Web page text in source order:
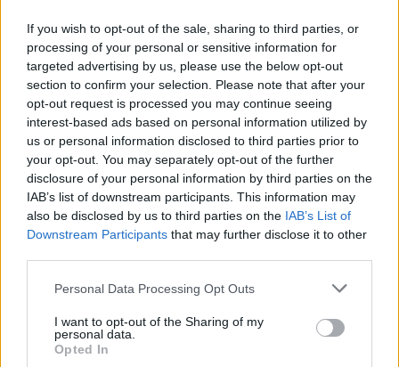
If you wish to opt-out of the sale, sharing to third parties, or
processing of your personal or sensitive information for
targeted advertising by us, please use the below opt-out
section to confirm your selection. Please note that after your
opt-out request is processed you may continue seeing
interest-based ads based on personal information utilized by
us or personal information disclosed to third parties prior to
your opt-out. You may separately opt-out of the further
disclosure of your personal information by third parties on the
IAB’s list of downstream participants. This information may
also be disclosed by us to third parties on the IAB’s List of
Downstream Participants that may further disclose it to other
Please note that this website/app uses one or more Google
not limited to your visit or usage behaviour. You may click to
grant or deny consent to Google and its third-party tags to
use your data for below specified purposes in below Google
Personal Data Processing Opt Outs
I want to opt-out of the Sharing of my
personal data.
Opted In